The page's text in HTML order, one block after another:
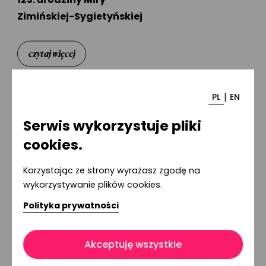
PL | EN
Serwis wykorzystuje pliki
cookies.
Korzystając ze strony wyrażasz zgodę na
wykorzystywanie plików cookies.
Polityka prywatności
Akceptuję wszystkie
Zimińskiej-Sygietyńskiej
czytaj więcej
18.02.2026
czytaj więcej